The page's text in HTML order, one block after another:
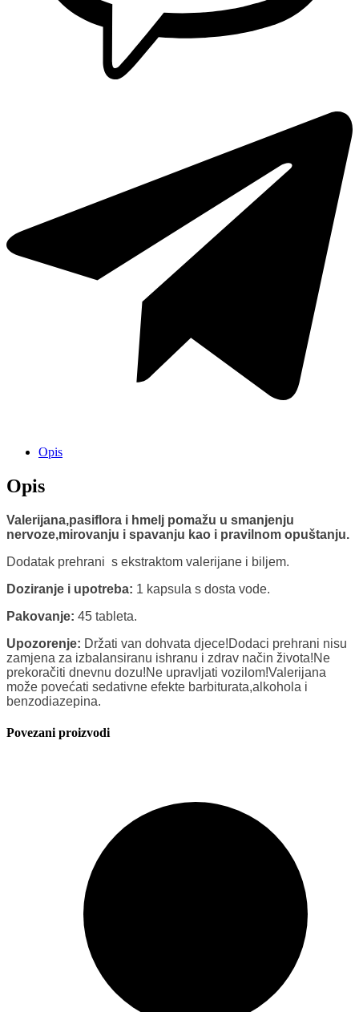
Opis
Opis
Valerijana,pasiflora i hmelj pomažu u smanjenju
nervoze,mirovanju i spavanju kao i pravilnom opuštanju.
Dodatak prehrani s ekstraktom valerijane i biljem.
Doziranje i upotreba: 1 kapsula s dosta vode.
Pakovanje: 45 tableta.
Upozorenje: Držati van dohvata djece!Dodaci prehrani nisu
zamjena za izbalansiranu ishranu i zdrav način života!Ne
prekoračiti dnevnu dozu!Ne upravljati vozilom!Valerijana
može povećati sedativne efekte barbiturata,alkohola i
benzodiazepina.
Povezani proizvodi